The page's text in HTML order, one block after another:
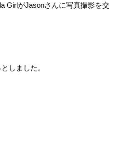
GirlがJasonさんに写真撮影を交
しました。